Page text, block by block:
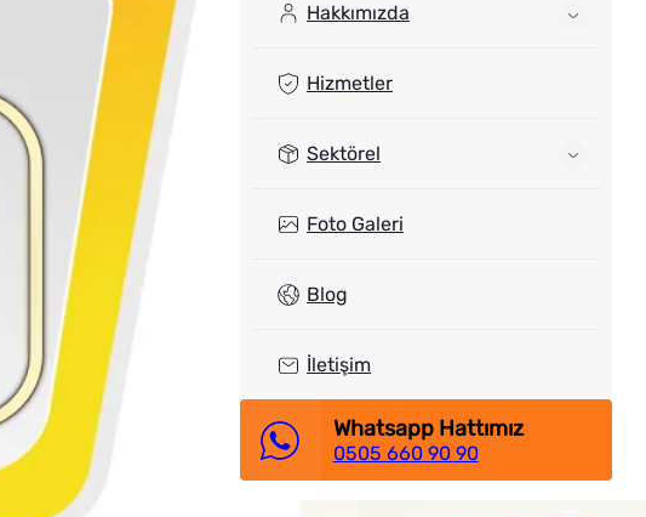
Hakkımızda
Hizmetler
Sektörel
Foto Galeri
Blog
İletişim
Whatsapp Hattımız
0505 660 90 90